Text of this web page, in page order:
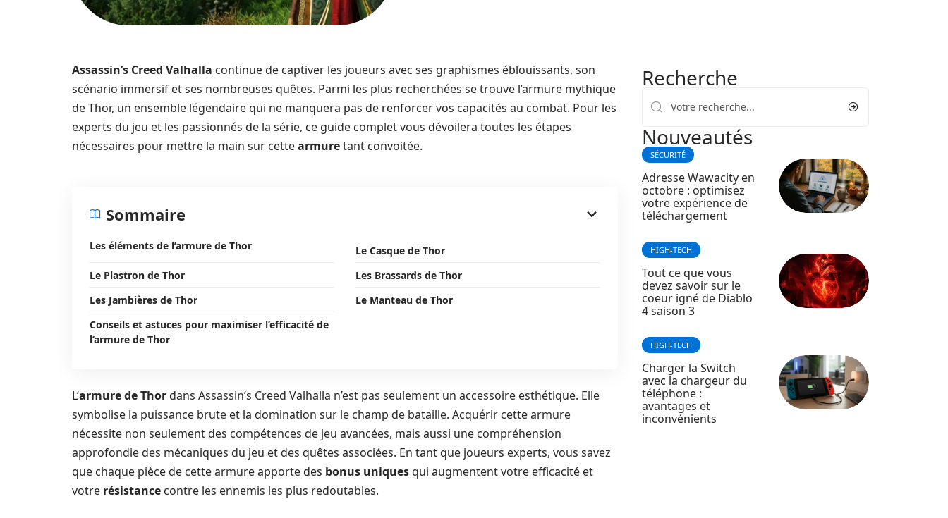
Assassin’s Creed Valhalla continue de captiver les joueurs avec ses graphismes éblouissants, son
scénario immersif et ses nombreuses quêtes. Parmi les plus recherchées se trouve l’armure mythique
de Thor, un ensemble légendaire qui ne manquera pas de renforcer vos capacités au combat. Pour les
experts du jeu et les passionnés de la série, ce guide complet vous dévoilera toutes les étapes
nécessaires pour mettre la main sur cettearmuretant convoitée.
Sommaire
Les éléments de l’armure de Thor
Le Casque de Thor
Le Plastron de Thor
Les Brassards de Thor
Les Jambières de Thor
Le Manteau de Thor
Conseils et astuces pour maximiser l’efficacité de
l’armure de Thor
L’armure de Thordans Assassin’s Creed Valhalla n’est pas seulement un accessoire esthétique. Elle
symbolise la puissance brute et la domination sur le champ de bataille. Acquérir cette armure
nécessite non seulement des compétences de jeu avancées, mais aussi une compréhension
approfondie des mécaniques du jeu et des quêtes associées. En tant que joueurs experts, vous savez
que chaque pièce de cette armure apporte des bonus uniquesqui augmentent votre efficacité et
votre résistance contre les ennemis les plus redoutables.
Recherche
Nouveautés
SÉCURITÉ
Adresse Wawacity en
octobre : optimisez
votre expérience de
téléchargement
HIGH-TECH
Tout ce que vous
devez savoir sur le
coeur igné de Diablo
4 saison 3
HIGH-TECH
Charger la Switch
avec la chargeur du
téléphone :
avantages et
inconvénients